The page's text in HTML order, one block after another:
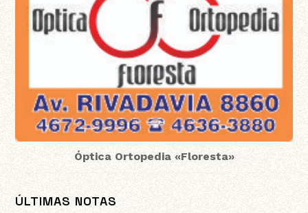
Óptica Ortopedia «Floresta»
ÚLTIMAS NOTAS